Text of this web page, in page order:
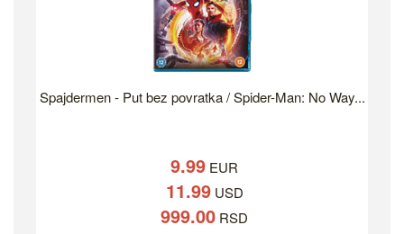
Spajdermen - Put bez povratka / Spider-Man: No Way...
9.99 EUR
11.99USD
999.00 RSD